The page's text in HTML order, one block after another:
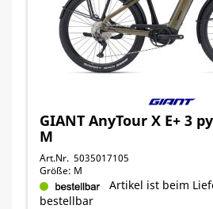
GIANT AnyTour X E+ 3
M
Art.Nr. 5035017105
Größe: M
Artikel ist beim
bestellbar